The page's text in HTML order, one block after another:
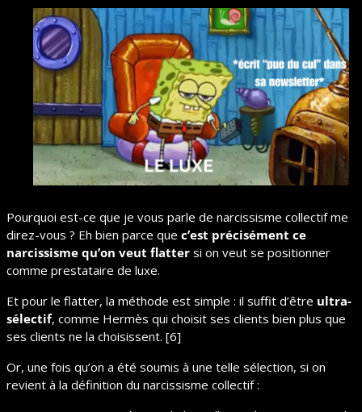
Pourquoi est-ce que je vous parle de narcissisme collectif me
direz-vous ? Eh bien parce que c’est précisément ce
narcissisme qu’on veut flatter si on veut se positionner
comme prestataire de luxe.
Et pour le flatter, la méthode est simple : il suffit d’être ultra-
sélectif, comme Hermès qui choisit ses clients bien plus que
ses clients ne la choisissent. [6]
Or, une fois qu’on a été soumis à une telle sélection, si on
revient à la définition du narcissisme collectif :